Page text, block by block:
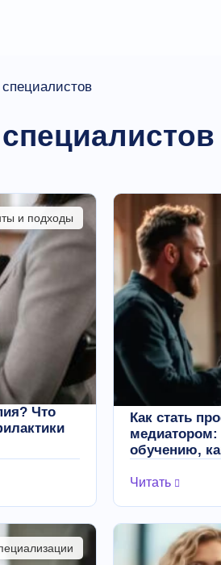
и подходы
Что
Как стать
обучению,
Читать